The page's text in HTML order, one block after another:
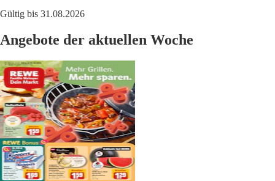
Gültig bis 31.08.2026
Angebote der aktuellen Woche